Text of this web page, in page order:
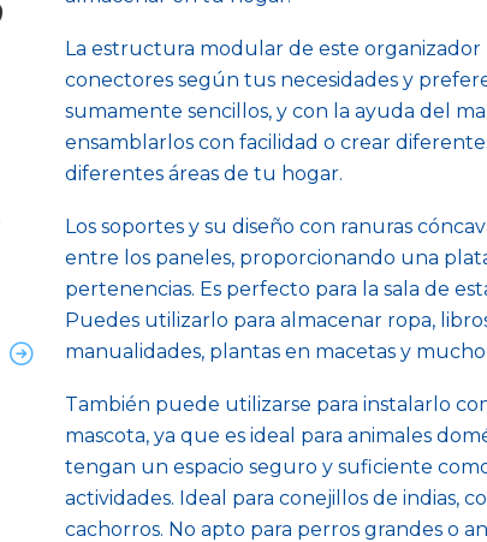
La estructura modular de este
conectores según tus necesidades y
sumamente sencillos, y con la ayuda del
ensamblarlos con facilidad o crear
diferentes áreas de tu hogar.
Los soportes y su diseño con ranuras
entre los paneles, proporcionando una
pertenencias. Es perfecto para la sala de
Puedes utilizarlo para almacenar ropa,
manualidades, plantas en macetas y mucho
También puede utilizarse para instalarlo
mascota, ya que es ideal para animales
tengan un espacio seguro y suficiente
actividades. Ideal para conejillos de indias,
cachorros. No apto para perros grandes o